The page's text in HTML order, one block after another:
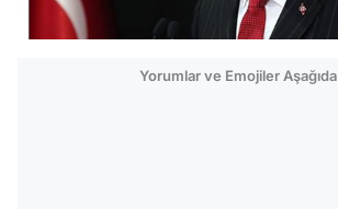
Yorumlar ve Emojiler Aşağıda